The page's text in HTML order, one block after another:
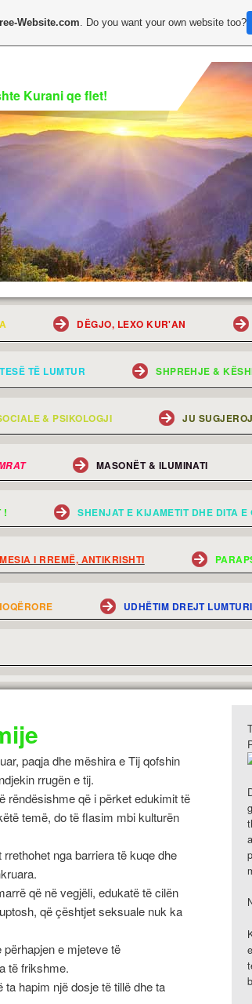
Kurani qe flet!
DËGJO, LEXO KUR'AN
TË LUMTUR SHPREHJE &
& PSIKOLOGJI JU
MASONËT & ILUMINATI
! SHENJAT E KIJAMETIT DHE DITA E
I RREMË, ANTIKRISHTI
UDHËTIM DREJT
paqja dhe mëshira e Tij qofshin
rrugën e tij.
rëndësishme që i përket edukimit të
temë, do të flasim mbi kulturën
nga barriera të kuqe dhe
që në vegjëli, edukatë të cilën
që çështjet seksuale nuk ka
e mjeteve të
të frikshme.
hapim një dosje të tillë dhe ta
Website.com. Do you want your own website too?